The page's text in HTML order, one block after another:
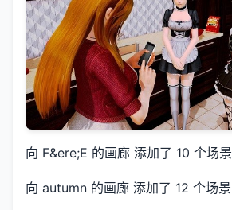
向 F&ere;E 的画廊 添加了 10 个场景
向 autumn 的画廊 添加了 12 个场景